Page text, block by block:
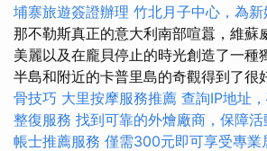
埔寨旅遊簽證辦理 竹北月子中心，為
那不勒斯真正的意大利南部喧囂，維蘇
美麗以及在龐貝停止的時光創造了一種
半島和附近的卡普里島的奇觀得到了很
骨技巧 大里按摩服務推薦 查詢IP地址
整復服務 找到可靠的外燴廠商，保障
帳士推薦服務 僅需300元即可享受專業